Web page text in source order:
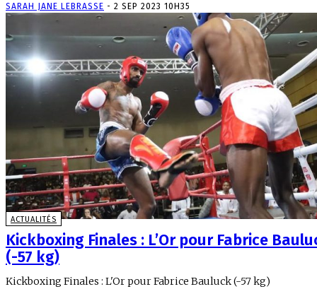
SARAH JANE LEBRASSE - 2 SEP 2023 10H35
ACTUALITÉS
Kickboxing Finales : L’Or pour Fabrice
(-57 kg)
Kickboxing Finales : L'Or pour Fabrice Bauluck (-57 kg)